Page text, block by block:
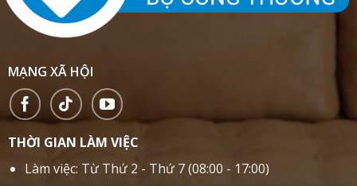
MẠNG XÃ HỘI
THỜI GIAN LÀM VIỆC
Làm việc: Từ Thứ 2 - Thứ 7 (08:00 - 17:00)